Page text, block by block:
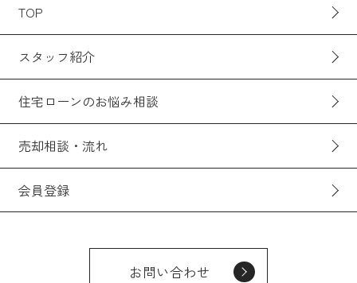
TOP
スタッフ紹介
住宅ローンのお悩み相談
売却相談・流れ
会員登録
お問い合わせ